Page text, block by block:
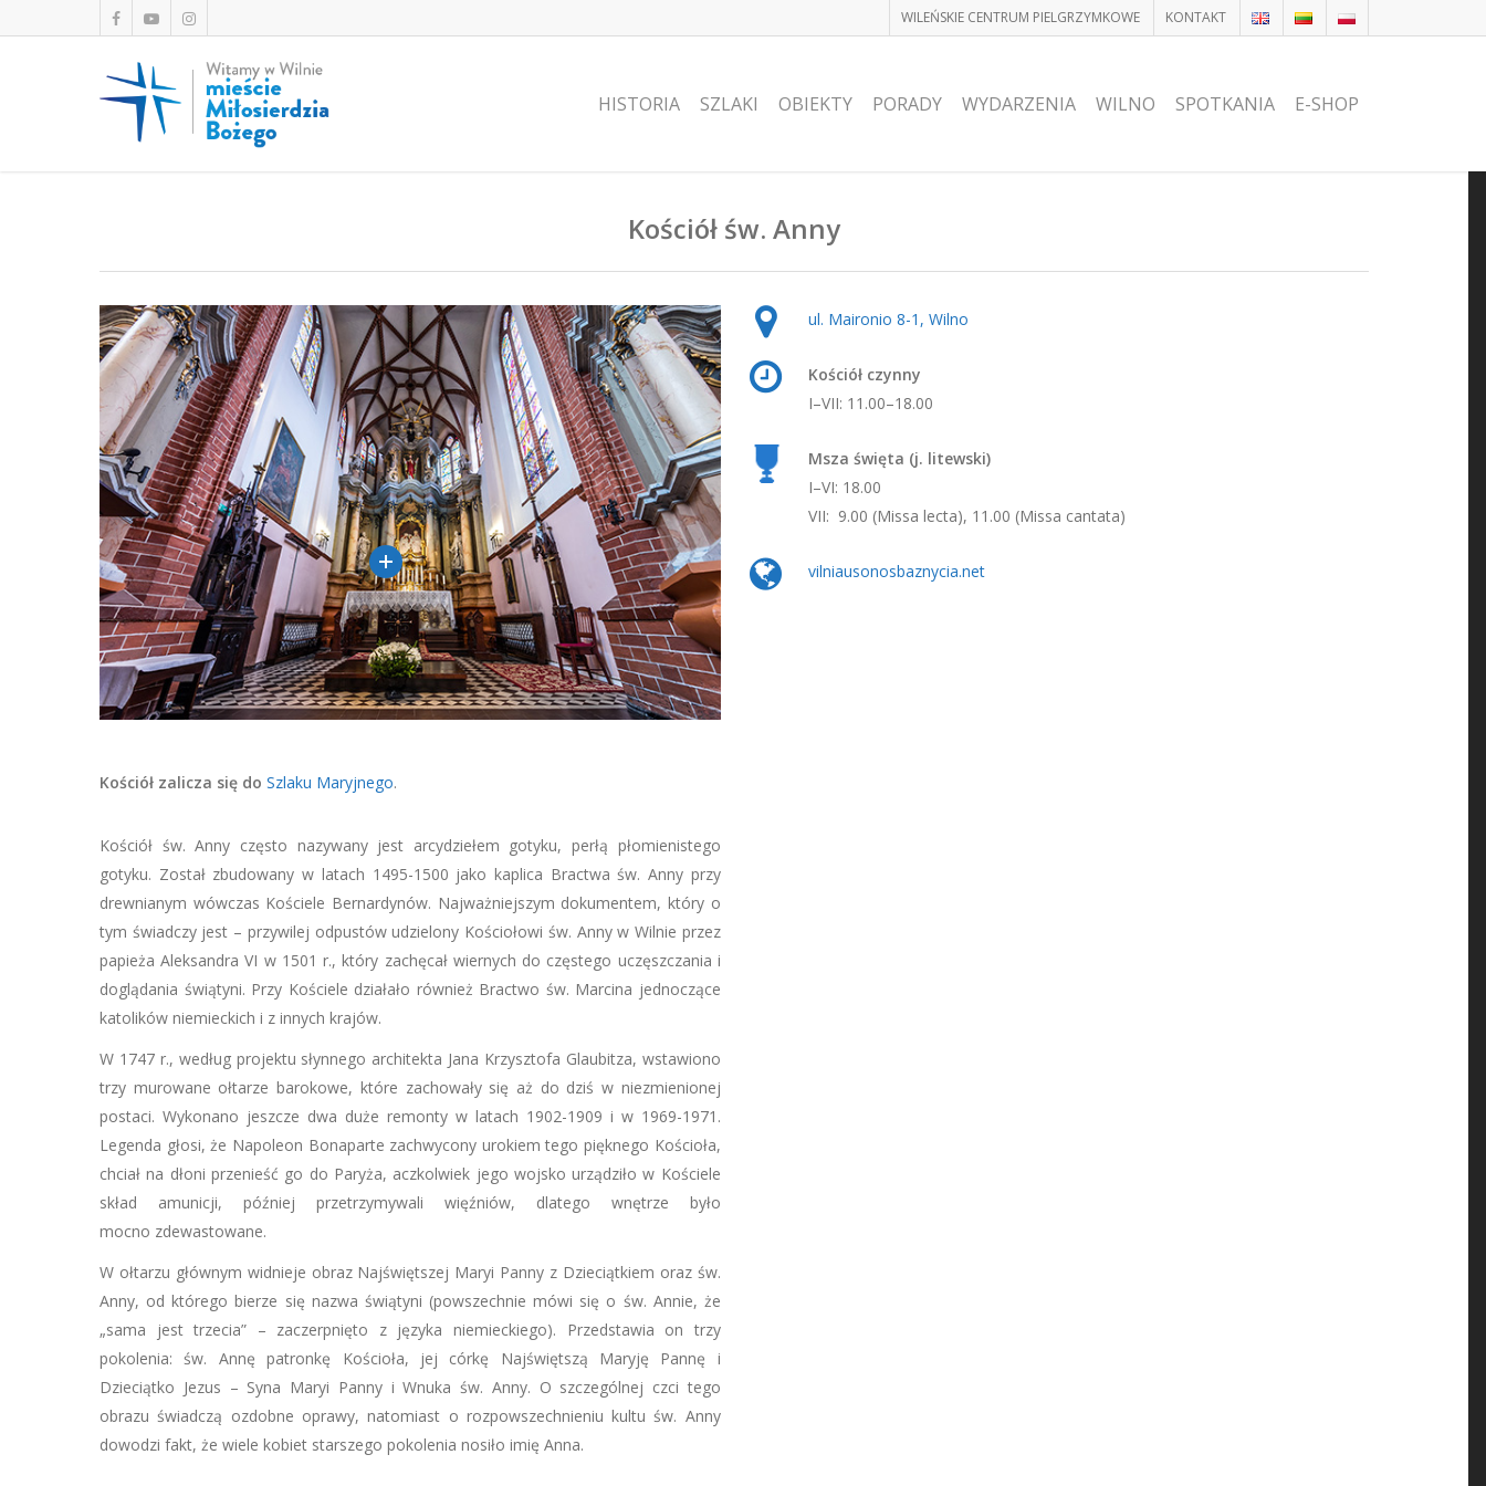
WILEŃSKIE CENTRUM PIELGRZYMKOWE KONTAKT
HISTORIA SZLAKI OBIEKTY PORADY WYDARZENIA WILNO SPOTKANIA E-SHOP
Kościół św. Anny
Kościół zalicza się do Szlaku Maryjnego.
Kościół św. Anny często nazywany jest arcydziełem gotyku, perłą płomienistego
gotyku. Został zbudowany w latach 1495-1500 jako kaplica Bractwa św. Anny przy
drewnianym wówczas Kościele Bernardynów. Najważniejszym dokumentem, który o
tym świadczy jest – przywilej odpustów udzielony Kościołowi św. Anny w Wilnie przez
papieża Aleksandra VI w 1501 r., który zachęcał wiernych do częstego uczęszczania i
doglądania świątyni. Przy Kościele działało również Bractwo św. Marcina jednoczące
katolików niemieckich i z innych krajów.
W 1747 r., według projektu słynnego architekta Jana Krzysztofa Glaubitza, wstawiono
trzy murowane ołtarze barokowe, które zachowały się aż do dziś w niezmienionej
postaci. Wykonano jeszcze dwa duże remonty w latach 1902-1909 i w 1969-1971.
Legenda głosi, że Napoleon Bonaparte zachwycony urokiem tego pięknego Kościoła,
chciał na dłoni przenieść go do Paryża, aczkolwiek jego wojsko urządziło w Kościele
skład amunicji, później przetrzymywali więźniów, dlatego wnętrze było
mocno zdewastowane.
W ołtarzu głównym widnieje obraz Najświętszej Maryi Panny z Dzieciątkiem oraz św.
Anny, od którego bierze się nazwa świątyni (powszechnie mówi się o św. Annie, że
„sama jest trzecia” – zaczerpnięto z języka niemieckiego). Przedstawia on trzy
pokolenia: św. Annę patronkę Kościoła, jej córkę Najświętszą Maryję Pannę i
Dzieciątko Jezus – Syna Maryi Panny i Wnuka św. Anny. O szczególnej czci tego
obrazu świadczą ozdobne oprawy, natomiast o rozpowszechnieniu kultu św. Anny
dowodzi fakt, że wiele kobiet starszego pokolenia nosiło imię Anna.
ul. Maironio 8-1, Wilno
Kościół czynny
I–VII: 11.00–18.00
Msza święta (j. litewski)
I–VI: 18.00
VII: 9.00 (Missa lecta), 11.00 (Missa cantata)
vilniausonosbaznycia.net